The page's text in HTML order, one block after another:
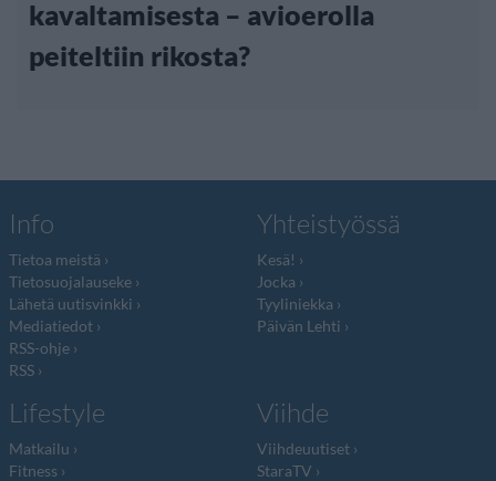
kavaltamisesta – avioerolla
peiteltiin rikosta?
Info
Tietoa meistä
Tietosuojalauseke
Lähetä uutisvinkki
Mediatiedot
RSS-ohje
RSS
Yhteistyössä
Kesä!
Jocka
Tyyliniekka
Päivän Lehti
Lifestyle
Matkailu
Fitness
Viihde
Viihdeuutiset
StaraTV